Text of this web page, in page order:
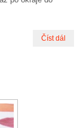
Číst dál